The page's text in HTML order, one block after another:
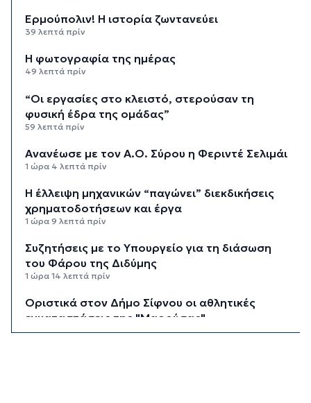
Ερμούπολιν! Η ιστορία ζωντανεύει
39 λεπτά πρίν
Η φωτογραφία της ημέρας
49 λεπτά πρίν
“Οι εργασίες στο κλειστό, στερούσαν τη
φυσική έδρα της ομάδας”
59 λεπτά πρίν
Ανανέωσε με τον Α.Ο. Σύρου η Φεριντέ Σελιμάι
1 ώρα 4 λεπτά πρίν
Η έλλειψη μηχανικών “παγώνει” διεκδικήσεις
χρηματοδοτήσεων και έργα
1 ώρα 9 λεπτά πρίν
Συζητήσεις με το Υπουργείο για τη διάσωση
του Φάρου της Διδύμης
1 ώρα 14 λεπτά πρίν
Οριστικά στον Δήμο Σίφνου οι αθλητικές
εγκαταστάσεις της "Μαρούσας"
1 ώρα 19 λεπτά πρίν